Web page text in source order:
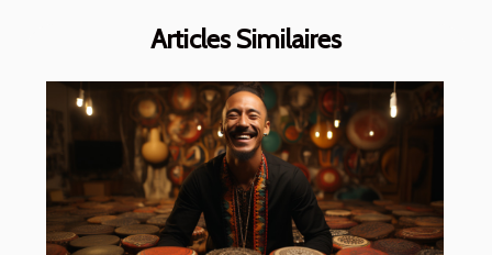
Articles Similaires